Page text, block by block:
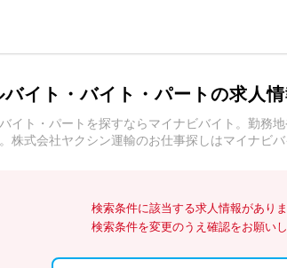
イト・バイト・パートの求人情
イト・パートを探すならマイナビバイト。勤務
株式会社ヤクシン運輸のお仕事探しはマイナビバ
検索条件に該当する求人情報がありま
検索条件を変更のうえ確認をお願いし